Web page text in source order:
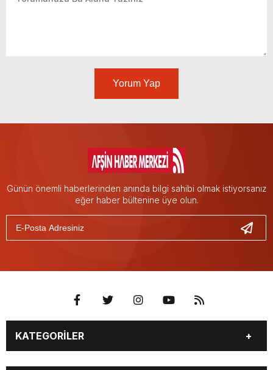
Yorum Yap
Günün önemli haberlerinden anında bilgi sahibi olmak istiyorsanız
eğer haber bültenine üye olun.
KATEGORİLER
EĞİTİM EKONOMİ